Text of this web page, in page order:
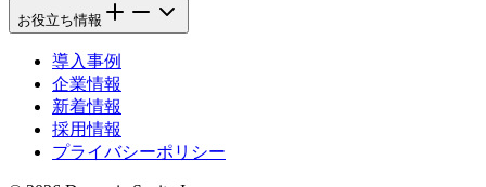
お役立ち情報
導入事例
企業情報
新着情報
採用情報
プライバシーポリシー